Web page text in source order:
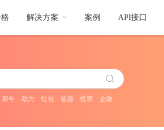
解决方案
品牌传播
更多人知道你
活跃粉丝
案例 API接口
新年 助力 红包 答题 投票 企微